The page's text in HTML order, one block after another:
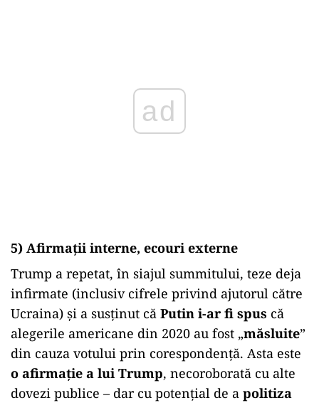
ad
5) Afirmații interne, ecouri externe
Trump a repetat, în siajul summitului, teze deja
infirmate (inclusiv cifrele privind ajutorul către
Ucraina) și a susținut că Putin i-ar fi spus că
alegerile americane din 2020 au fost „măsluite”
din cauza votului prin corespondență. Asta este
o afirmație a lui Trump, necoroborată cu alte
dovezi publice – dar cu potențial de a politiza